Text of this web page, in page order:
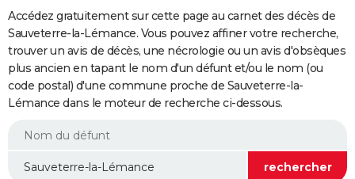
FINANCE
Retraite
Impôts
Epargne
Immobilier
Risques naturels par ville
Banque
Assurance
Crédit
Essais
Réserver un essai
Citadines
Berlines
SUV
Forum auto
+
HIGH-TECH
Mobiles
Meilleur smartphone
Internet
Ordinateurs
Jeux vidéo
Guide high-tech
+
BRICOLAGE
Forum
Aménagement intérieur
Extérieur
Cuisine
Salle de bains
Jardinage
Rangement
WEEK-END
Guides de France
Escapades
Patrimoine
Expositions
Musées
Week-end nature
LIFESTYLE
Accédez gratuitement sur cette page au carnet des décès de
Sauveterre-la-Lémance. Vous pouvez affiner votre recherche,
trouver un avis de décès, une nécrologie ou un avis d'obsèques
plus ancien en tapant le nom d'un défunt et/ou le nom (ou
code postal) d'une commune proche de Sauveterre-la-
Lémance dans le moteur de recherche ci-dessous.